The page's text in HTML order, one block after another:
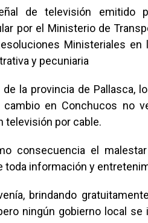
de televisión emitido
por el Ministerio de
Ministeriales en
y pecuniaria
de la provincia de Pallasca,
cambio en Conchucos no
televisión por cable.
consecuencia el
toda información y
brindando
ningún gobierno local